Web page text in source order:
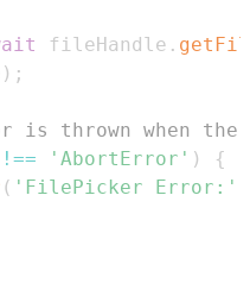
fileHandle .
) ;
is thrown when
!== 'AbortError' )
{
( 'FilePicker Error:'